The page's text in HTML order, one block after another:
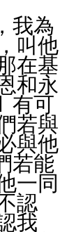
我為
叫他
在基
和永
有可
若與
與他
若能
一同
認
我